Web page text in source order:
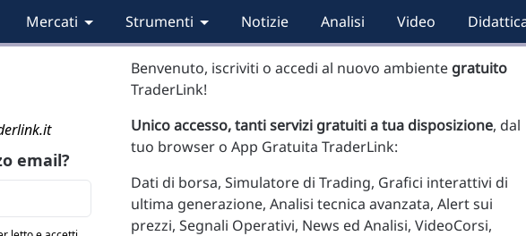
Mercati Strumenti Notizie Analisi Video
Benvenuto, iscriviti o accedi al nuovo ambiente gratuito
TraderLink!
Unico accesso, tanti servizi gratuiti a tua disposizione, dal
tuo browser o App Gratuita TraderLink:
Dati di borsa, Simulatore di Trading, Grafici interattivi di
ultima generazione, Analisi tecnica avanzata, Alert sui
prezzi, Segnali Operativi, News ed Analisi, VideoCorsi,